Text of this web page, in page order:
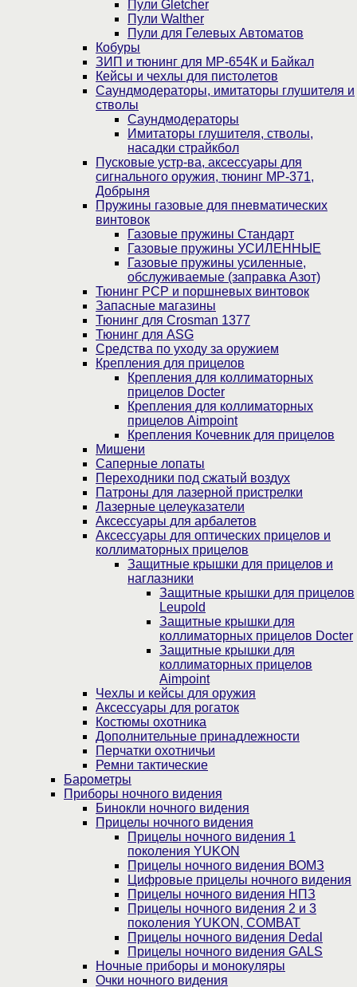
Пули Gletcher
Пули Walther
Пули для Гелевых Автоматов
Кобуры
ЗИП и тюнинг для МР-654К и Байкал
Кейсы и чехлы для пистолетов
Саундмодераторы, имитаторы глушителя и
стволы
Саундмодераторы
Имитаторы глушителя, стволы,
насадки страйкбол
Пусковые устр-ва, аксессуары для
сигнального оружия, тюнинг МР-371,
Добрыня
Пружины газовые для пневматических
винтовок
Газовые пружины Стандарт
Газовые пружины УСИЛЕННЫЕ
Газовые пружины усиленные,
обслуживаемые (заправка Азот)
Тюнинг PCP и поршневых винтовок
Запасные магазины
Тюнинг для Crosman 1377
Тюнинг для ASG
Средства по уходу за оружием
Крепления для прицелов
Крепления для коллиматорных
прицелов Docter
Крепления для коллиматорных
прицелов Aimpoint
Крепления Кочевник для прицелов
Мишени
Саперные лопаты
Переходники под сжатый воздух
Патроны для лазерной пристрелки
Лазерные целеуказатели
Аксессуары для арбалетов
Аксессуары для оптических прицелов и
коллиматорных прицелов
Защитные крышки для прицелов и
наглазники
Защитные крышки для прицелов
Leupold
Защитные крышки для
коллиматорных прицелов Docter
Защитные крышки для
коллиматорных прицелов
Aimpoint
Чехлы и кейсы для оружия
Аксессуары для рогаток
Костюмы охотника
Дополнительные принадлежности
Перчатки охотничьи
Ремни тактические
Барометры
Приборы ночного видения
Бинокли ночного видения
Прицелы ночного видения
Прицелы ночного видения 1
поколения YUKON
Прицелы ночного видения ВОМЗ
Цифровые прицелы ночного видения
Прицелы ночного видения НПЗ
Прицелы ночного видения 2 и 3
поколения YUKON, COMBAT
Прицелы ночного видения Dedal
Прицелы ночного видения GALS
Ночные приборы и монокуляры
Очки ночного видения